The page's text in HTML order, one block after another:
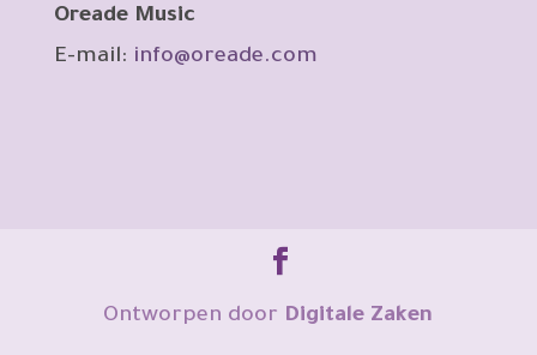
Oreade Music
E-mail: info@oreade.com
Ontworpen door Digitale Zaken